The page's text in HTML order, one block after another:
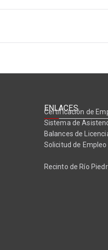
ENLACES
Certificación de
Sistema de
Balances de
Solicitud de Empleo
Recinto de Río